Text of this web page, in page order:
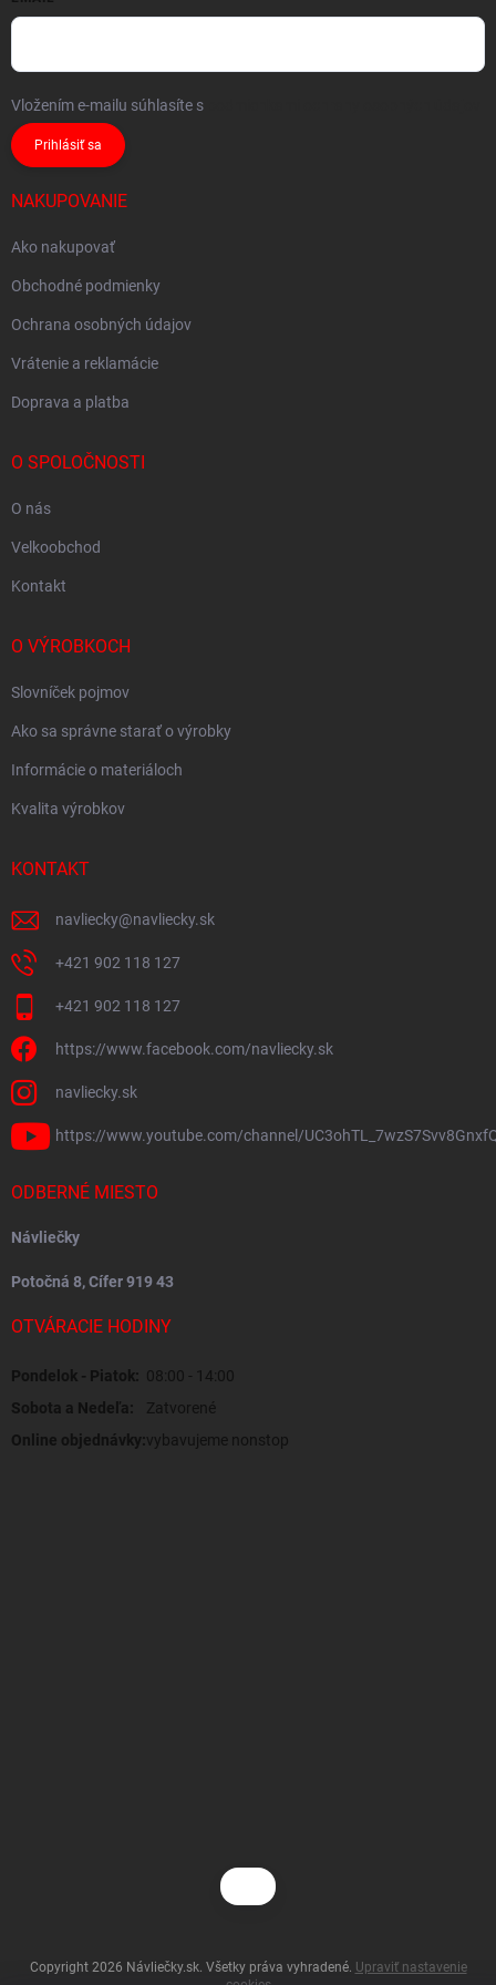
Vložením e-mailu súhlasíte s
Prihlásiť sa
NAKUPOVANIE
Ako nakupovať
Obchodné podmienky
Ochrana osobných údajov
Vrátenie a reklamácie
Doprava a platba
O SPOLOČNOSTI
O nás
Velkoobchod
Kontakt
O VÝROBKOCH
Slovníček pojmov
Ako sa správne starať o výrobky
Informácie o materiáloch
Kvalita výrobkov
KONTAKT
navliecky@navliecky.sk
+421 902 118 127
+421 902 118 127
https://www.facebook.com/navliecky.sk
navliecky.sk
https://www.youtube.com/channel/
ODBERNÉ MIESTO
Návliečky
Potočná 8, Cífer 919 43
OTVÁRACIE HODINY
Pondelok - Piatok: 08:00 - 14:00
Sobota a Nedeľa:
Zatvorené
Online objednávky:vybavujeme nonstop
Copyright 2026 Návliečky.sk. Všetky práva vyhradené. Upraviť nastavenie